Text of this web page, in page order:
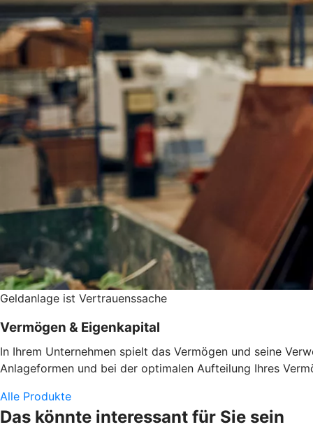
Geldanlage ist Vertrauenssache
Vermögen & Eigenkapital
In Ihrem Unternehmen spielt das Vermögen und seine
Anlageformen und bei der optimalen Aufteilung Ihres
Alle Produkte
Das könnte interessant für Sie sein